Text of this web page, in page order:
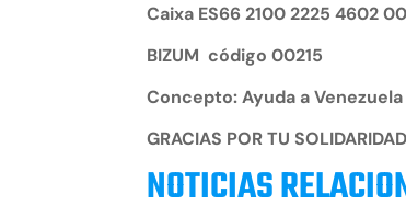
Caixa ES66 2100 2225 4602
BIZUM código 00215
Concepto: Ayuda a Venezuela
GRACIAS POR TU
NOTICIAS